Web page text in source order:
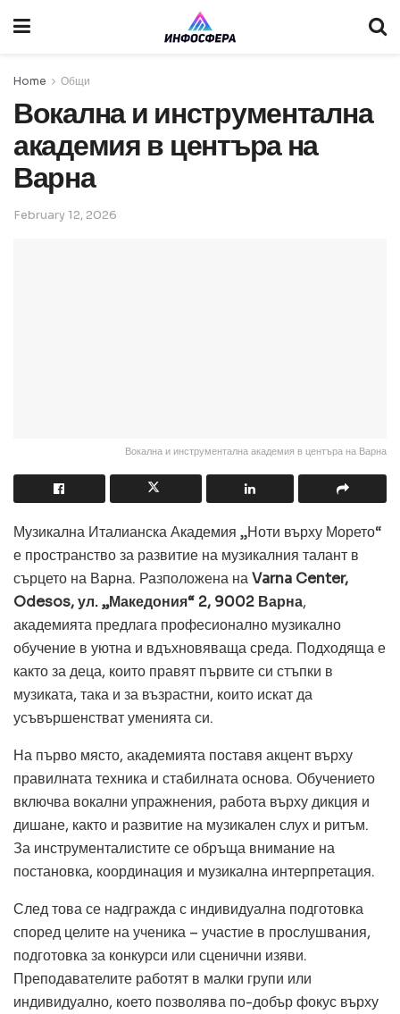
Home Общи
Вокална и инструментална
академия в центъра на
Варна
February 12, 2026
Вокална и инструментална академия в центъра на Варна
Музикална Италианска Академия „Ноти върху Морето“
е пространство за развитие на музикалния талант в
сърцето на Варна. Разположена наVarna Center,
Odesos, ул. „Македония“ 2, 9002 Варна,
академията предлага професионално музикално
обучение в уютна и вдъхновяваща среда. Подходяща е
както за деца, които правят първите си стъпки в
музиката, така и за възрастни, които искат да
усъвършенстват уменията си.
На първо място, академията поставя акцент върху
правилната техника и стабилната основа. Обучението
включва вокални упражнения, работа върху дикция и
дишане, както и развитие на музикален слух и ритъм.
За инструменталистите се обръща внимание на
постановка, координация и музикална интерпретация.
След това се надгражда с индивидуална подготовка
според целите на ученика – участие в прослушвания,
подготовка за конкурси или сценични изяви.
Преподавателите работят в малки групи или
индивидуално, което позволява по-добър фокус върху